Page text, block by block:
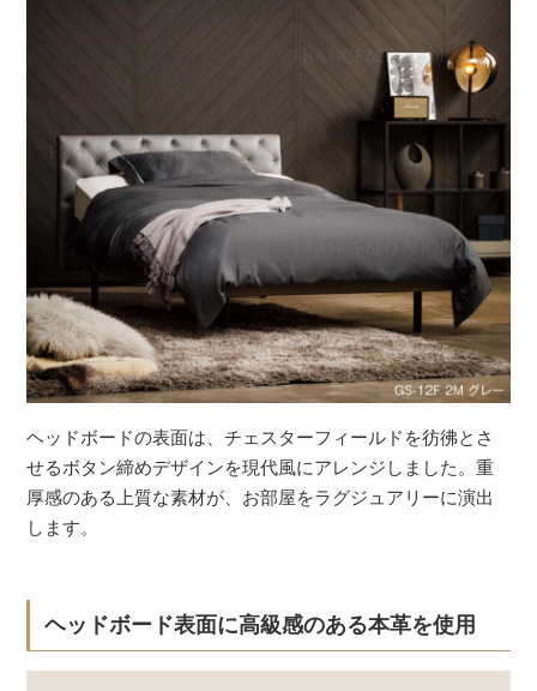
ヘッドボードの表面は、チェスターフィールドを彷彿とさ
せるボタン締めデザインを現代風にアレンジしました。重
厚感のある上質な素材が、お部屋をラグジュアリーに演出
します。
ヘッドボード表面に高級感のある本革を使用